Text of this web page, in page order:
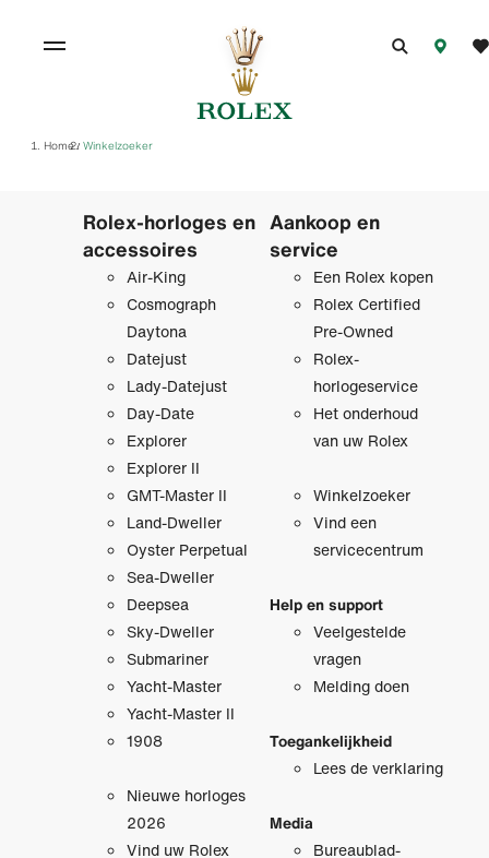
Home/ Winkelzoeker
Rolex-horloges en
accessoires
Air-King
Cosmograph
Daytona
Datejust
Lady-Datejust
Day-Date
Explorer
Explorer II
GMT-Master II
Land-Dweller
Oyster Perpetual
Sea-Dweller
Deepsea
Sky-Dweller
Submariner
Yacht-Master
Yacht-Master II
1908
Nieuwe horloges
2026
Vind uw Rolex
Aankoop en
service
Een Rolex kopen
Rolex Certified
Pre‑Owned
Rolex-
horlogeservice
Het onderhoud
van uw Rolex
Winkelzoeker
Vind een
servicecentrum
Help en support
Veelgestelde
vragen
Melding doen
Toegankelijkheid
Lees de verklaring
Media
Bureaublad­